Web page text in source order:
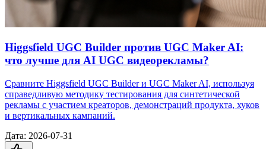
Higgsfield UGC Builder против UGC Maker AI:
что лучше для AI UGC видеорекламы?
Сравните Higgsfield UGC Builder и UGC Maker AI, используя
справедливую методику тестирования для синтетической
рекламы с участием креаторов, демонстраций продукта, хуков
и вертикальных кампаний.
Дата: 2026-07-31